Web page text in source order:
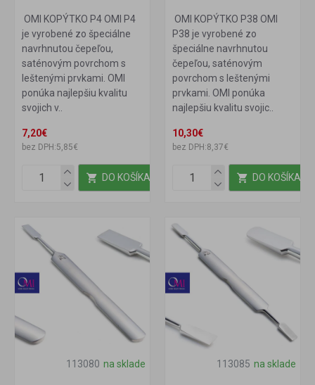
OMI KOPÝTKO P4 OMI P4
je vyrobené zo špeciálne
navrhnutou čepeľou,
saténovým povrchom s
leštenými prvkami. OMI
ponúka najlepšiu kvalitu
svojich v..
7,20€
bez DPH:5,85€
DO KOŠÍKA
OMI KOPÝTKO P38 OMI
P38 je vyrobené zo
špeciálne navrhnutou
čepeľou, saténovým
povrchom s leštenými
prvkami. OMI ponúka
najlepšiu kvalitu svojic..
10,30€
bez DPH:8,37€
DO KOŠÍKA
113080 na sklade 113085 na sklade